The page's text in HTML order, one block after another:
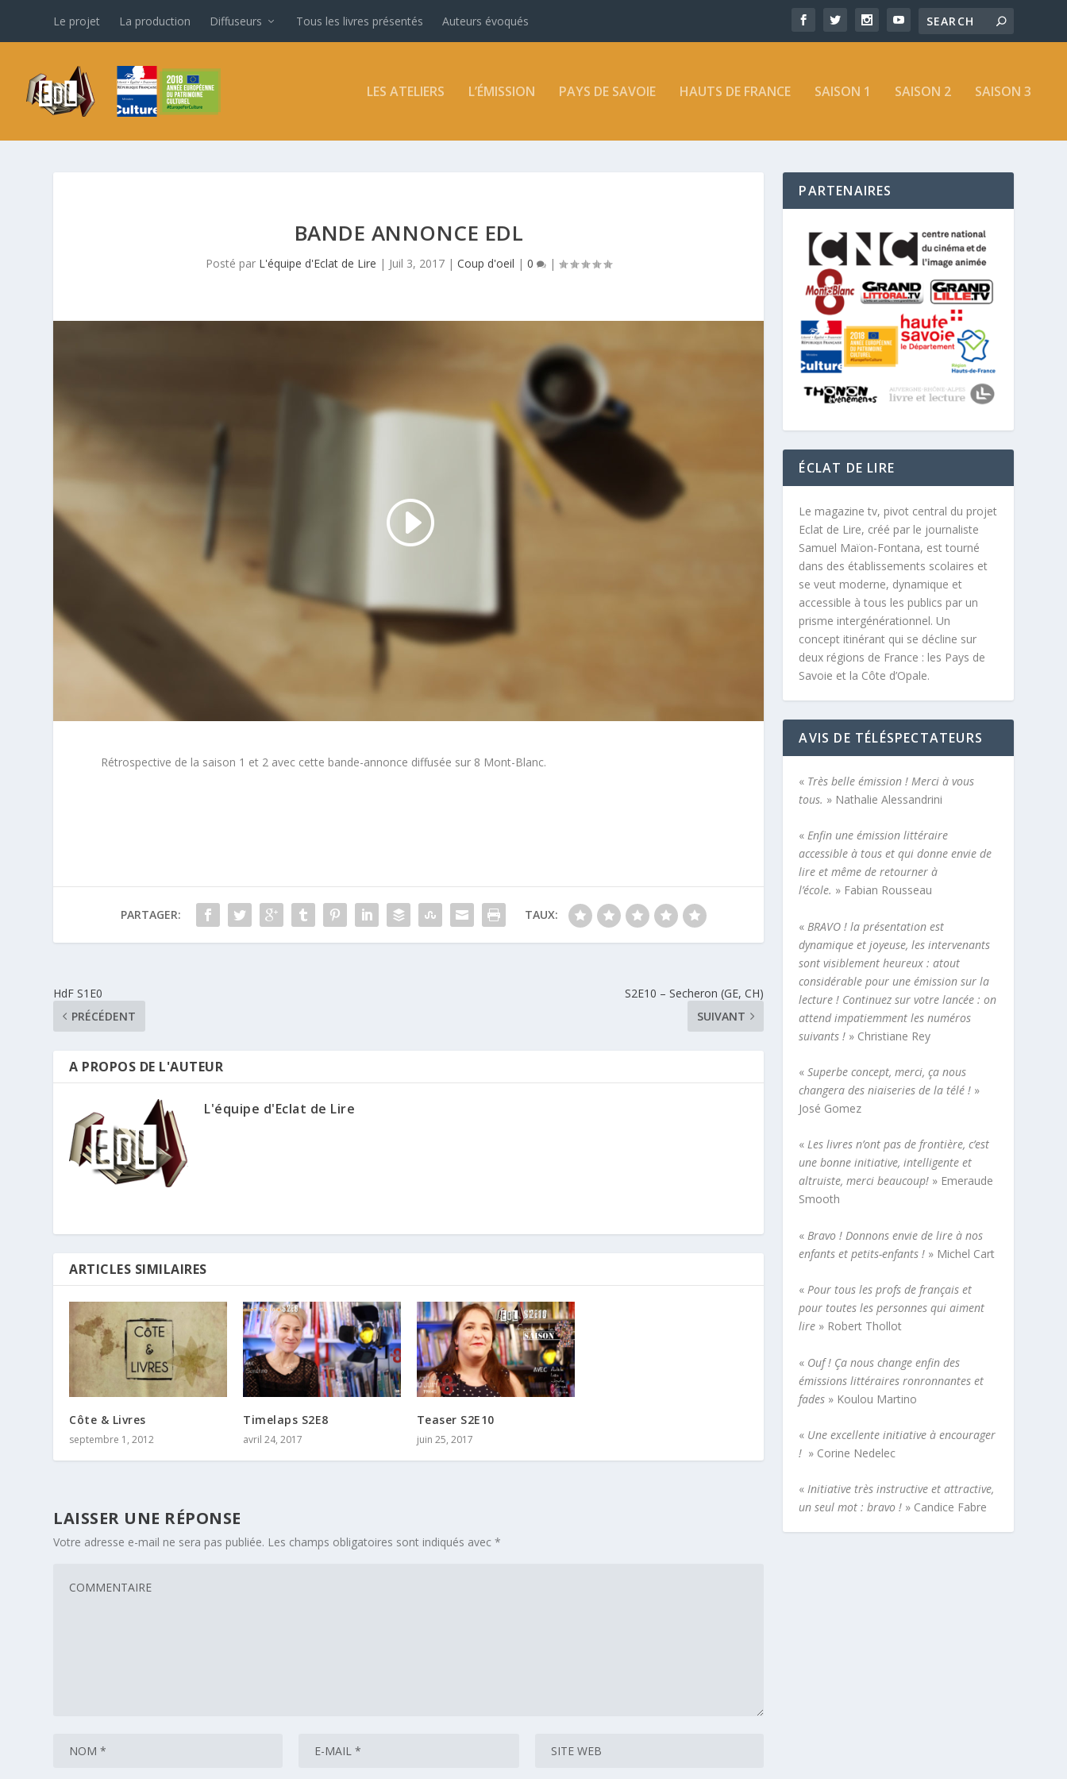
Le projet La production Diffuseurs Tous les livres présentés Auteurs évoqués
LES ATELIERS L’ÉMISSION PAYS DE SAVOIE HAUTS DE FRANCE SAISON 1 SAISON 2 SAISON 3
BANDE ANNONCE EDL
Posté par L'équipe d'Eclat de Lire | Juil 3, 2017 |Coup d'oeil |0 |
Rétrospective de la saison 1 et 2 avec cette bande-annonce diffusée sur 8 Mont-Blanc.
PARTAGER: TAUX:
HdF S1E0
PRÉCÉDENT
S2E10 – Secheron (GE, CH)
SUIVANT
A PROPOS DE L'AUTEUR
L'équipe d'Eclat de Lire
ARTICLES SIMILAIRES
Côte & Livres
septembre 1, 2012
Timelaps S2E8
avril 24, 2017
Teaser S2E10
juin 25, 2017
LAISSER UNE RÉPONSE
Votre adresse e-mail ne sera pas publiée. Les champs obligatoires sont indiqués avec*
PARTENAIRES
ÉCLAT DE LIRE
Le magazine tv, pivot central du projet
Eclat de Lire, créé par le journaliste
Samuel Maïon-Fontana, est tourné
dans des établissements scolaires et
se veut moderne, dynamique et
accessible à tous les publics par un
prisme intergénérationnel. Un
concept itinérant qui se décline sur
deux régions de France : les Pays de
Savoie et la Côte d’Opale.
AVIS DE TÉLÉSPECTATEURS
« Très belle émission ! Merci à vous
tous. » Nathalie Alessandrini
«Enfin une émission littéraire
accessible à tous et qui donne envie de
lire et même de retourner à
l’école. » Fabian Rousseau
« BRAVO ! la présentation est
dynamique et joyeuse, les intervenants
sont visiblement heureux : atout
considérable pour une émission sur la
lecture ! Continuez sur votre lancée : on
attend impatiemment les numéros
suivants ! » Christiane Rey
«Superbe concept, merci, ça nous
changera des niaiseries de la télé ! »
José Gomez
«Les livres n’ont pas de frontière, c’est
une bonne initiative, intelligente et
altruiste, merci beaucoup! » Emeraude
Smooth
«Bravo ! Donnons envie de lire à nos
enfants et petits-enfants ! » Michel Cart
«Pour tous les profs de français et
pour toutes les personnes qui aiment
lire » Robert Thollot
« Ouf ! Ça nous change enfin des
émissions littéraires ronronnantes et
fades » Koulou Martino
« Une excellente initiative à encourager
! » Corine Nedelec
«Initiative très instructive et attractive,
un seul mot : bravo ! » Candice Fabre